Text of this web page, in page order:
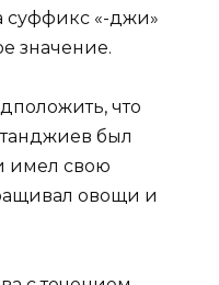
суффикс «-джи»
значение.
что
был
имел свою
овощи и